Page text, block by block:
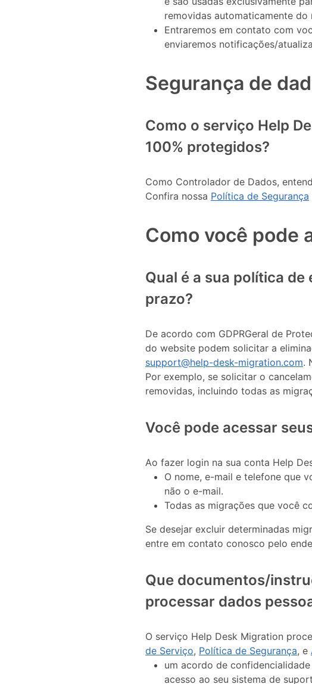
removidas automaticamente do
Entraremos em contato com
enviaremos notificações/
Segurança de
Como o serviço Help
100% protegidos?
Como Controlador de Dados,
Confira nossa Política de Segurança
Como você pode
Qual é a sua política
prazo?
De acordo com GDPRGeral de
do website podem solicitar a
support@help-desk-migration.com.
Por exemplo, se solicitar o
removidas, incluindo todas as
Você pode acessar
Ao fazer login na sua conta Help
O nome, e-mail e telefone que
não o e-mail.
Todas as migrações que você
Se desejar excluir determinadas
entre em contato conosco pelo
Que documentos/
processar dados
O serviço Help Desk Migration
de Serviço, Política de Segurança, e
um acordo de
acesso ao seu sistema de